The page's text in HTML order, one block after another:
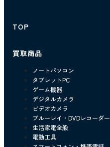
TOP
買取商品
ノートパソコン
タブレットPC
ゲーム機器
デジタルカメラ
ビデオカメラ
ブルーレイ・DVDレコーダー
生活家電全般
電動工具